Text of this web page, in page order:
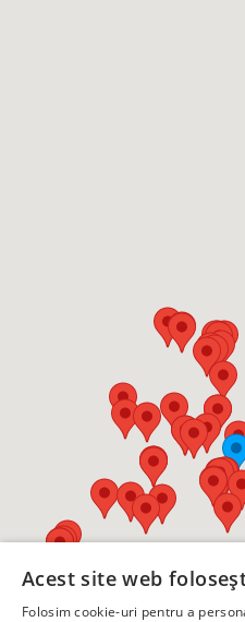
Acest site web
Folosim cookie-uri pentru a